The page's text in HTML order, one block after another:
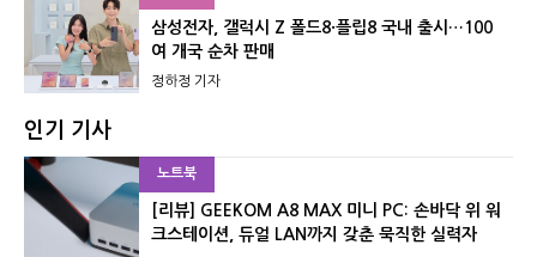
삼성전자, 갤럭시 Z 폴드8·플립8 국내 출시…100
여 개국 순차 판매
정하정 기자
인기 기사
노트북
[리뷰] GEEKOM A8 MAX 미니 PC: 손바닥 위 워
크스테이션, 듀얼 LAN까지 갖춘 묵직한 실력자